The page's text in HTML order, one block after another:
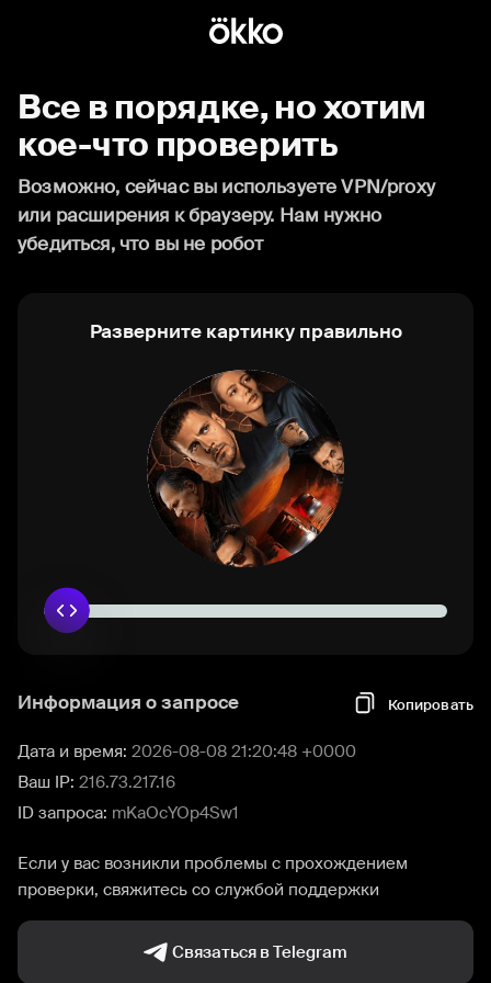
Все в порядке, но хотим
кое-что проверить
Возможно, сейчас вы используете VPN/proxy
или расширения к браузеру. Нам нужно
убедиться, что вы не робот
Разверните картинку правильно
Информация о запросе Копировать
Дата и время: 2026-08-08 21:20:48 +0000
Ваш IP: 216.73.217.16
ID запроса: mKaOcYOp4Sw1
Если у вас возникли проблемы с прохождением
проверки, свяжитесь со службой поддержки
Связаться в Telegram